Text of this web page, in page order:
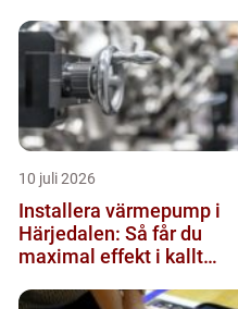
10 juli 2026
Installera värmepump i
Härjedalen: Så får du
maximal effekt i kallt